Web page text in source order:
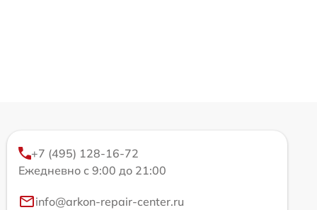
+7 (495) 128-16-72
Ежедневно с 9:00 до 21:00
info@arkon-repair-center.ru